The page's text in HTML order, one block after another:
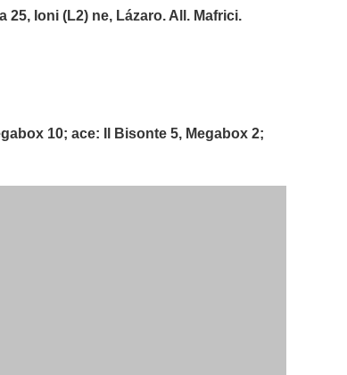
Ioni (L2) ne, Lázaro. All. Mafrici.
10; ace: Il Bisonte 5, Megabox 2;